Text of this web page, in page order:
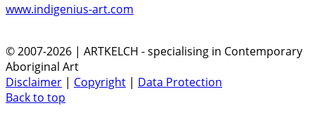
www.indigenius-art.com
© 2007-2026 | ARTKELCH - specialising in Contemporary
Aboriginal Art
Disclaimer | Copyright | Data Protection
Back to top